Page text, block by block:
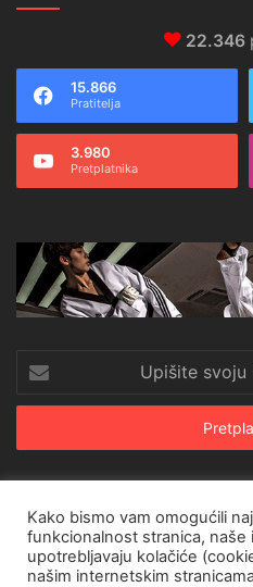
22.346
15.866
Pratitelja
3.980
Pretplatnika
svoju
mail
© Copyright 2026, All Rights
Naslovnica
Arhiva Pravila o
Kako bismo vam omogućili
funkcionalnost stranica,
upotrebljavaju kolačiće
našim internetskim